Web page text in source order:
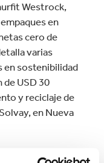
Westrock,
en
cero de
varias
en sostenibilidad
de USD 30
y reciclaje de
en Nueva